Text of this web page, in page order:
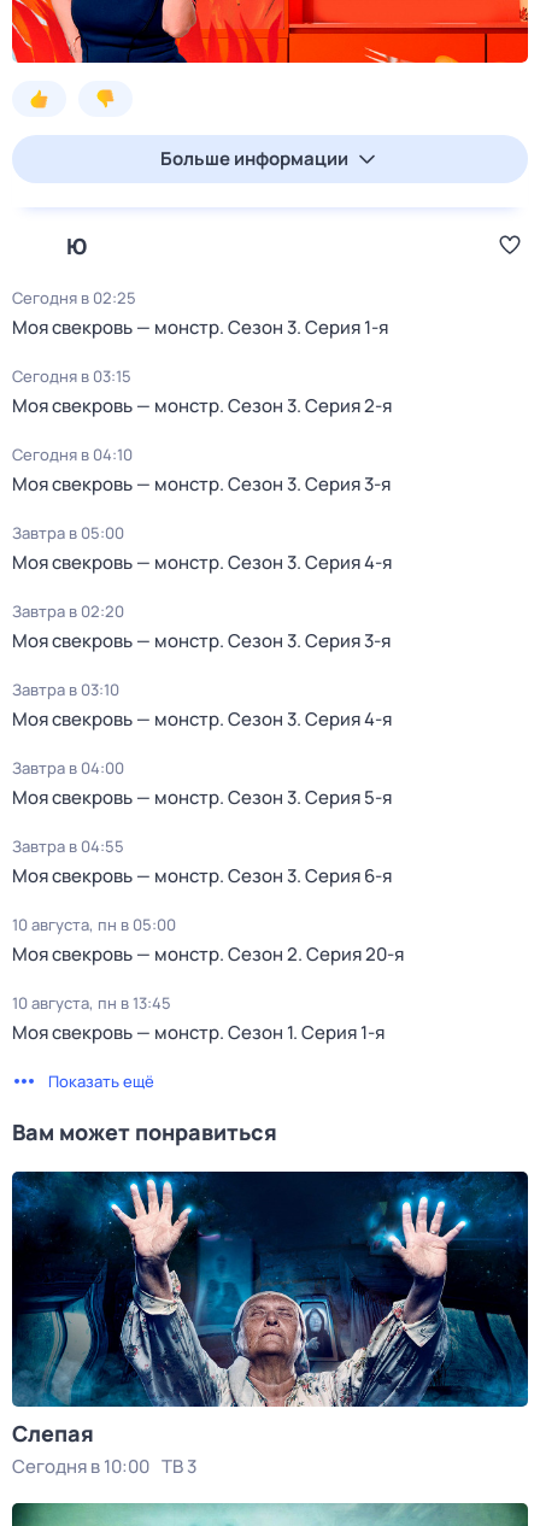
Больше информации
Ю
Сегодня в 02:25
Моя свекровь — монстр. Сезон 3. Серия 1-я
Сегодня в 03:15
Моя свекровь — монстр. Сезон 3. Серия 2-я
Сегодня в 04:10
Моя свекровь — монстр. Сезон 3. Серия 3-я
Завтра в 05:00
Моя свекровь — монстр. Сезон 3. Серия 4-я
Завтра в 02:20
Моя свекровь — монстр. Сезон 3. Серия 3-я
Завтра в 03:10
Моя свекровь — монстр. Сезон 3. Серия 4-я
Завтра в 04:00
Моя свекровь — монстр. Сезон 3. Серия 5-я
Завтра в 04:55
Моя свекровь — монстр. Сезон 3. Серия 6-я
10 августа, пн в 05:00
Моя свекровь — монстр. Сезон 2. Серия 20-я
10 августа, пн в 13:45
Моя свекровь — монстр. Сезон 1. Серия 1-я
Показать ещё
Вам может понравиться
Слепая
Сегодня в 10:00 ТВ 3